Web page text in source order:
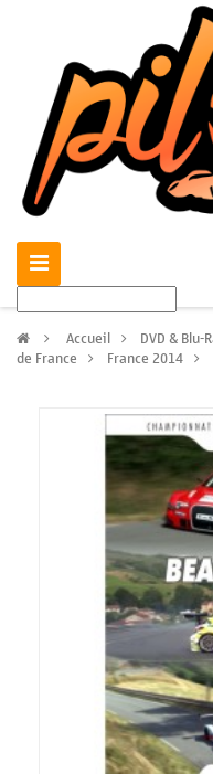
> Accueil > DVD & Blu-
de France > France 2014 >